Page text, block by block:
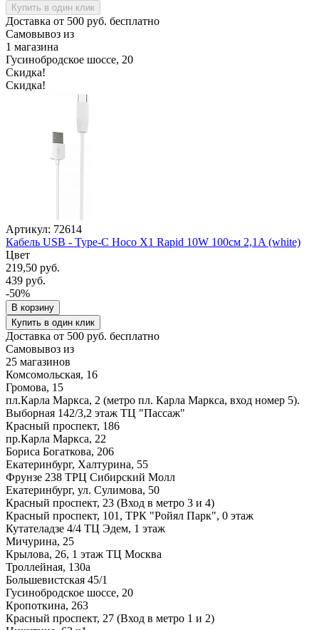
Купить в один клик
Доставка от 500 руб. бесплатно
Самовывоз из
1 магазина
Гусинобродское шоссе, 20
Скидка!
Скидка!
Артикул: 72614
Кабель USB - Type-C Hoco X1 Rapid 10W 100см 2,1A (white)
Цвет
219,50 руб.
439 руб.
-50%
В корзину
Купить в один клик
Доставка от 500 руб. бесплатно
Самовывоз из
25 магазинов
Комсомольская, 16
Громова, 15
пл.Карла Маркса, 2 (метро пл. Карла Маркса, вход номер 5).
Выборная 142/3,2 этаж ТЦ "Пассаж"
Красный проспект, 186
пр.Карла Маркса, 22
Бориса Богаткова, 206
Екатеринбург, Халтурина, 55
Фрунзе 238 ТРЦ Сибирский Молл
Екатеринбург, ул. Сулимова, 50
Красный проспект, 23 (Вход в метро 3 и 4)
Красный проспект, 101, ТРК "Ройял Парк", 0 этаж
Кутателадзе 4/4 ТЦ Эдем, 1 этаж
Мичурина, 25
Крылова, 26, 1 этаж ТЦ Москва
Троллейная, 130а
Большевистская 45/1
Гусинобродское шоссе, 20
Кропоткина, 263
Красный проспект, 27 (Вход в метро 1 и 2)